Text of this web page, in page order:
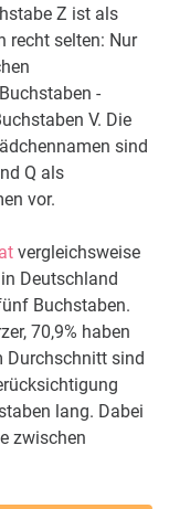
Z ist als
recht selten: Nur
-
V. Die
sind
Q als
vor.
vergleichsweise
Deutschland
Buchstaben.
70,9% haben
Durchschnitt sind
lang. Dabei
zwischen